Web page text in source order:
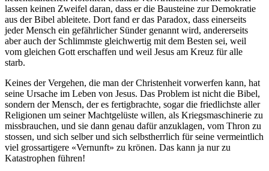
lassen keinen Zweifel daran, dass er die Bausteine zur Demokratie
aus der Bibel ableitete. Dort fand er das Paradox, dass einerseits
jeder Mensch ein gefährlicher Sünder genannt wird, andererseits
aber auch der Schlimmste gleichwertig mit dem Besten sei, weil
vom gleichen Gott erschaffen und weil Jesus am Kreuz für alle
starb.
Keines der Vergehen, die man der Christenheit vorwerfen kann, hat
seine Ursache im Leben von Jesus. Das Problem ist nicht die Bibel,
sondern der Mensch, der es fertigbrachte, sogar die friedlichste aller
Religionen um seiner Machtgelüste willen, als Kriegsmaschinerie zu
missbrauchen, und sie dann genau dafür anzuklagen, vom Thron zu
stossen, und sich selber und sich selbstherrlich für seine vermeintlich
viel grossartigere «Vernunft» zu krönen. Das kann ja nur zu
Katastrophen führen!